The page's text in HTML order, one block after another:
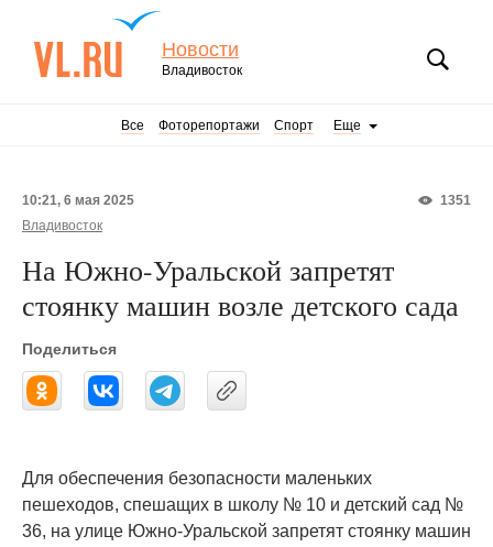
Новости
Владивосток
Все Фоторепортажи Спорт Еще
1351
10:21, 6 мая 2025
Владивосток
На Южно-Уральской запретят
стоянку машин возле детского сада
Поделиться
Для обеспечения безопасности маленьких
пешеходов, спешащих в школу № 10 и детский сад №
36, на улице Южно-Уральской запретят стоянку машин